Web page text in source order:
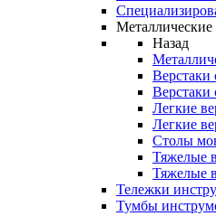
Металлические
Назад
Верстаки
Верстаки
Легкие
Легкие
Столы
Тяжелые
Тяжелые
Тележки
Тумбы